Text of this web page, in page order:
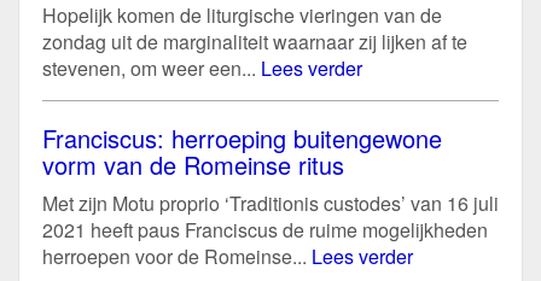
Hopelijk komen de liturgische vieringen van de
zondag uit de marginaliteit waarnaar zij lijken af te
stevenen, om weer een... Lees verder
Franciscus: herroeping buitengewone
vorm van de Romeinse ritus
Met zijn Motu proprio ‘Traditionis custodes’ van 16 juli
2021 heeft paus Franciscus de ruime mogelijkheden
herroepen voor de Romeinse... Lees verder